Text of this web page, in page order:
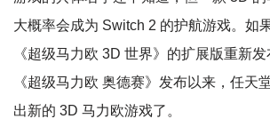
大概率会成为 Switch 2 的护航游戏。如
《超级马力欧 3D 世界》的扩展版重新
《超级马力欧 奥德赛》发布以来，任天
出新的 3D 马力欧游戏了。